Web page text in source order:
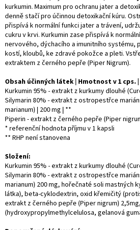
kurkumin. Maximum pro ochranu jater a
denně stačí pro účinnou detoxikační kúru.
přispívá k normální funkci jater a trávení,
cukru v krvi. Kurkumin zase přispívá k
nervového, dýchacího a imunitního systému,
kostí, kloubů, ke zdravé pokožce a pleti.
extraktem z černého pepře (Piper Nigrum).
Obsah účinných látek | Hmotnost v 1 cps. |
Kurkumin 95% - extrakt z kurkumy dlouhé
Silymarin 80% - extrakt z ostropestřce
marianum) | 200 mg | **
Piperin - extrakt z černého pepře (Piper
* referenční hodnota příjmu v 1 kapsli
** RHP není stanovena
Složení:
Kurkumin 95% - extrakt z kurkumy dlouhé
Silymarin 80% - extrakt z ostropestřce
marianum) 200 mg, hořečnaté soli mastných
látka), beta-cyklodextrin, oxid křemičitý
extrakt z černého pepře (Piper nigrum)
(hydroxypropylmethylcelulosa, gelanová